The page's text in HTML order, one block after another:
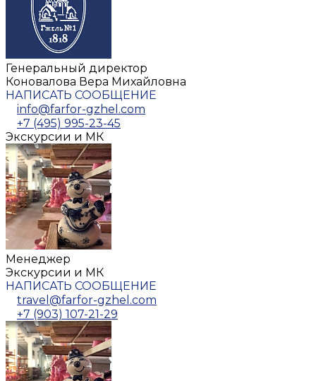
Генеральный директор
Коновалова Вера Михайловна
НАПИСАТЬ СООБЩЕНИЕ
info@farfor-gzhel.com
+7 (495) 995-23-45
Экскурсии и МК
Менеджер
Экскурсии и МК
НАПИСАТЬ СООБЩЕНИЕ
travel@farfor-gzhel.com
+7 (903) 107-21-29